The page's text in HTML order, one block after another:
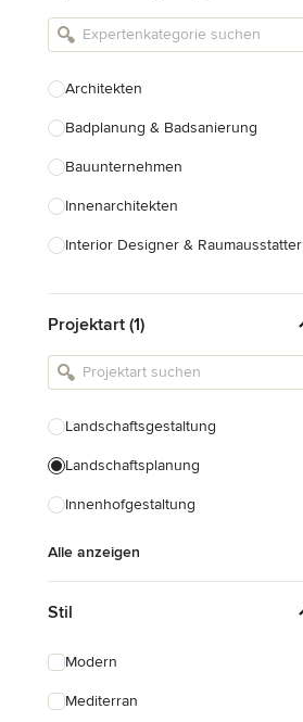
Architekten
Badplanung & Badsanierung
Bauunternehmen
Innenarchitekten
Interior Designer & Raumausstatter
Landschaftsarchitekten
Armaturen & Sanitärbedarf
Einbauschränke
Projektart (1)
Landschaftsgestaltung
Landschaftsplanung
Innenhofgestaltung
Alle anzeigen
Stil
Modern
Mediterran